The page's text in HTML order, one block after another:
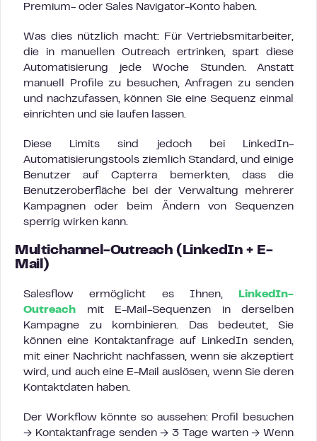
Premium- oder Sales Navigator-Konto haben.
Was dies nützlich macht: Für Vertriebsmitarbeiter,
die in manuellen Outreach ertrinken, spart diese
Automatisierung jede Woche Stunden. Anstatt
manuell Profile zu besuchen, Anfragen zu senden
und nachzufassen, können Sie eine Sequenz einmal
einrichten und sie laufen lassen.
Diese Limits sind jedoch bei LinkedIn-
Automatisierungstools ziemlich Standard, und einige
Benutzer auf Capterra bemerkten, dass die
Benutzeroberfläche bei der Verwaltung mehrerer
Kampagnen oder beim Ändern von Sequenzen
sperrig wirken kann.
Multichannel-Outreach (LinkedIn + E-
Mail)
Salesflow ermöglicht es Ihnen,
LinkedIn-
Outreach mit E-Mail-Sequenzen in derselben
Kampagne zu kombinieren. Das bedeutet, Sie
können eine Kontaktanfrage auf LinkedIn senden,
mit einer Nachricht nachfassen, wenn sie akzeptiert
wird, und auch eine E-Mail auslösen, wenn Sie deren
Kontaktdaten haben.
Der Workflow könnte so aussehen: Profil besuchen
→ Kontaktanfrage senden → 3 Tage warten → Wenn